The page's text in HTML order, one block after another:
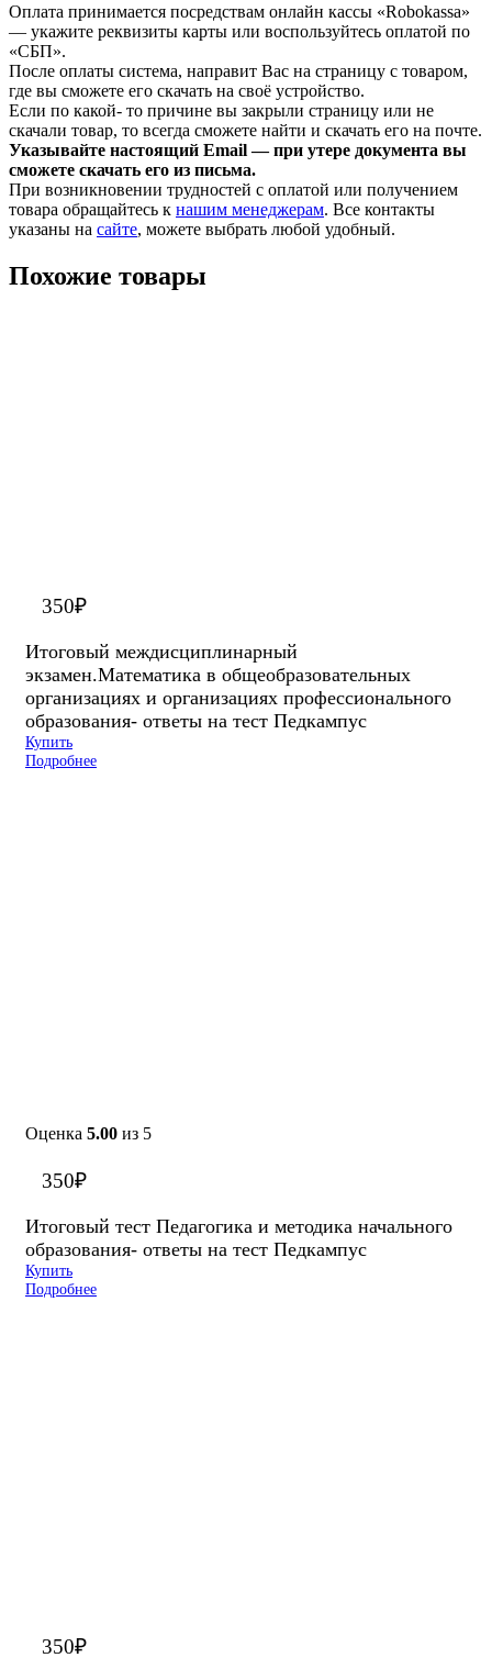
Оплата принимается посредствам онлайн кассы «Robokassa»
— укажите реквизиты карты или воспользуйтесь оплатой по
«СБП».
После оплаты система, направит Вас на страницу с товаром,
где вы сможете его скачать на своё устройство.
Если по какой- то причине вы закрыли страницу или не
скачали товар, то всегда сможете найти и скачать его на почте.
Указывайте настоящий Email — при утере документа вы
сможете скачать его из письма.
При возникновении трудностей с оплатой или получением
товара обращайтесь к нашим менеджерам. Все контакты
указаны на сайте, можете выбрать любой удобный.
Похожие товары
350₽
Итоговый междисциплинарный
экзамен.Математика в общеобразовательных
организациях и организациях профессионального
образования- ответы на тест Педкампус
Купить
Подробнее
Оценка 5.00 из 5
350₽
Итоговый тест Педагогика и методика начального
образования- ответы на тест Педкампус
Купить
Подробнее
350₽